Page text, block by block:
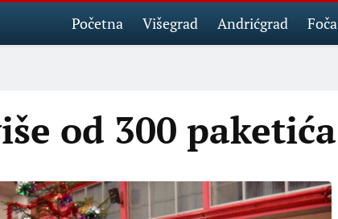
Početna Višegrad Andrićgrad Foča
od 300 paketića